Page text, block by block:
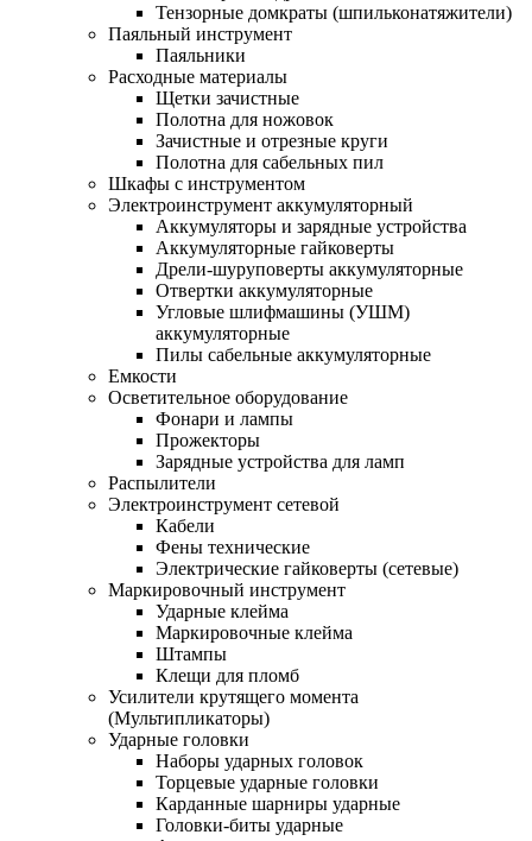
Тензорные домкраты (шпильконатяжители)
Паяльный инструмент
Паяльники
Расходные материалы
Щетки зачистные
Полотна для ножовок
Зачистные и отрезные круги
Полотна для сабельных пил
Шкафы с инструментом
Электроинструмент аккумуляторный
Аккумуляторы и зарядные устройства
Аккумуляторные гайковерты
Дрели-шуруповерты аккумуляторные
Отвертки аккумуляторные
Угловые шлифмашины (УШМ)
аккумуляторные
Пилы сабельные аккумуляторные
Емкости
Осветительное оборудование
Фонари и лампы
Прожекторы
Зарядные устройства для ламп
Распылители
Электроинструмент сетевой
Кабели
Фены технические
Электрические гайковерты (сетевые)
Маркировочный инструмент
Ударные клейма
Маркировочные клейма
Штампы
Клещи для пломб
Усилители крутящего момента
(Мультипликаторы)
Ударные головки
Наборы ударных головок
Торцевые ударные головки
Карданные шарниры ударные
Головки-биты ударные